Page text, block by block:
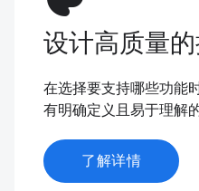
设计高质量
在选择要支持哪些功能
有明确定义且易于理解
了解详情